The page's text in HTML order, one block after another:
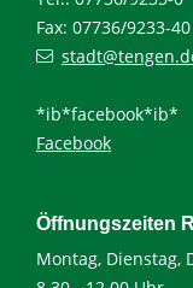
Fax: 07736/9233-40
*ib*facebook*ib*
Facebook
Öffnungszeiten
Montag, Dienstag,